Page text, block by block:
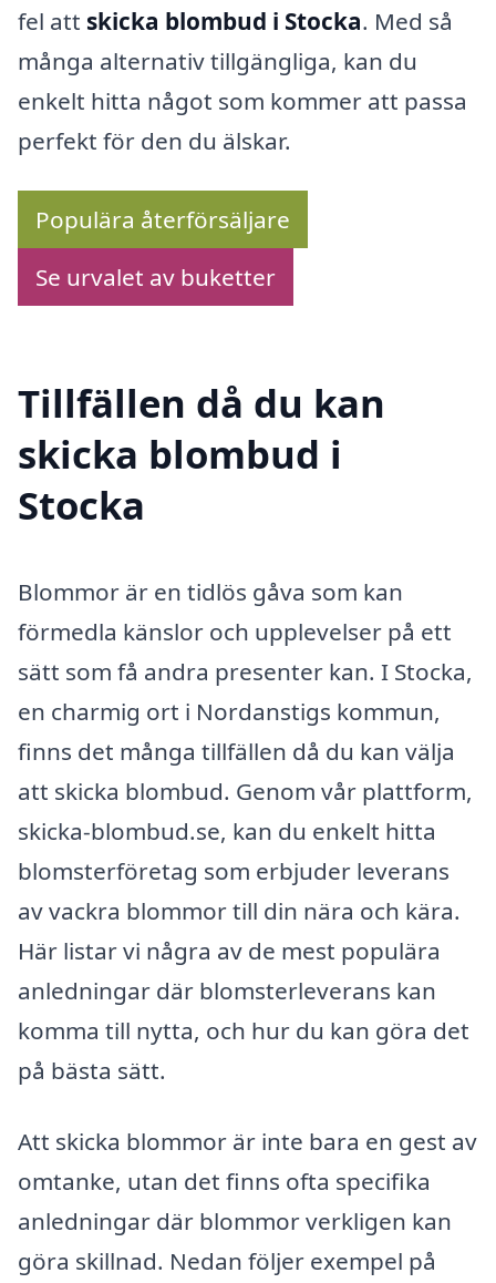
fel att skicka blombud i Stocka. Med så
många alternativ tillgängliga, kan du
enkelt hitta något som kommer att passa
perfekt för den du älskar.
Populära återförsäljare
Se urvalet av buketter
Tillfällen då du kan
skicka blombud i
Stocka
Blommor är en tidlös gåva som kan
förmedla känslor och upplevelser på ett
sätt som få andra presenter kan. I Stocka,
en charmig ort i Nordanstigs kommun,
finns det många tillfällen då du kan välja
att skicka blombud. Genom vår plattform,
skicka-blombud.se, kan du enkelt hitta
blomsterföretag som erbjuder leverans
av vackra blommor till din nära och kära.
Här listar vi några av de mest populära
anledningar där blomsterleverans kan
komma till nytta, och hur du kan göra det
på bästa sätt.
Att skicka blommor är inte bara en gest av
omtanke, utan det finns ofta specifika
anledningar där blommor verkligen kan
göra skillnad. Nedan följer exempel på